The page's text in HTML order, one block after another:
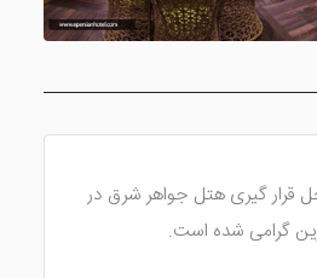
می باشد. محل قرار گیری هتل جواهر شرق در